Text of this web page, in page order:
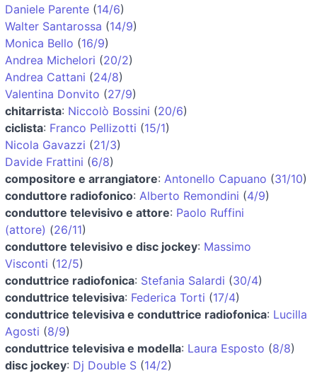
Daniele Parente (14/6)
Walter Santarossa (14/9)
Monica Bello (16/9)
Andrea Michelori (20/2)
Andrea Cattani (24/8)
Valentina Donvito (27/9)
chitarrista: Niccolò Bossini (20/6)
ciclista: Franco Pellizotti (15/1)
Nicola Gavazzi (21/3)
Davide Frattini (6/8)
compositore e arrangiatore: Antonello Capuano (31/10)
conduttore radiofonico: Alberto Remondini (4/9)
conduttore televisivo e attore: Paolo Ruffini
(attore) (26/11)
conduttore televisivo e disc jockey: Massimo
Visconti (12/5)
conduttrice radiofonica: Stefania Salardi (30/4)
conduttrice televisiva: Federica Torti (17/4)
conduttrice televisiva e conduttrice radiofonica: Lucilla
Agosti (8/9)
conduttrice televisiva e modella: Laura Esposto (8/8)
disc jockey: Dj Double S (14/2)